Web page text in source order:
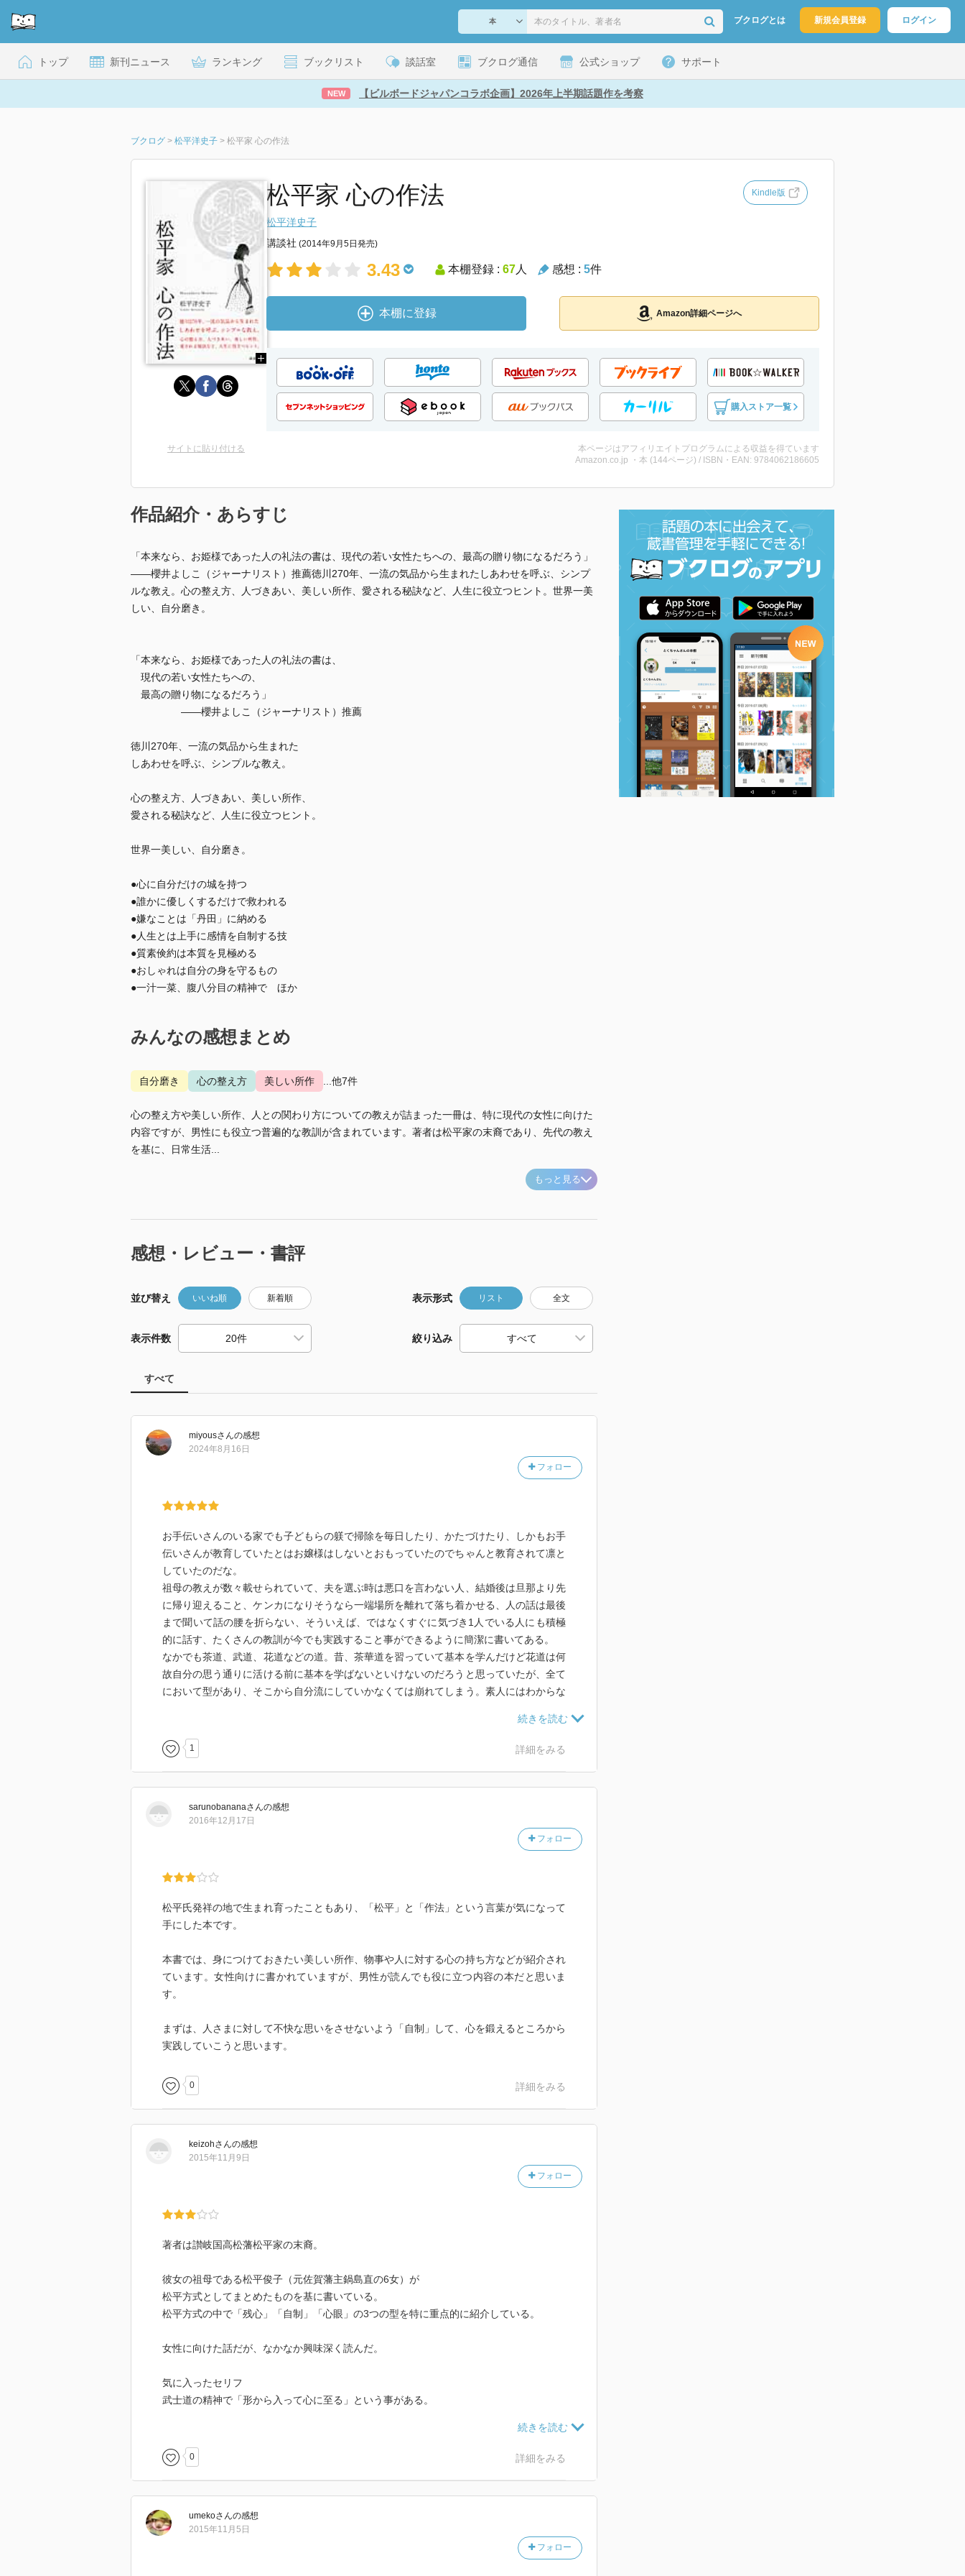
ブクログとは 新規会員登録 ログイン
トップ 新刊ニュース ランキング ブックリスト 談話室 ブクログ通信 公式ショップ サポート
NEW 【ビルボードジャパンコラボ企画】2026年上半期話題作を考察
ブクログ > 松平洋史子 > 松平家 心の作法
松平家 心の作法 Kindle版
松平洋史子
講談社 (2014年9月5日発売)
3.43 本棚登録 : 67人 感想 : 5件
本棚に登録 Amazon詳細ページへ
購入ストア一覧
サイトに貼り付ける
本ページはアフィリエイトプログラムによる収益を得ています
Amazon.co.jp ・本 (144ページ) / ISBN・EAN: 9784062186605
作品紹介・あらすじ
「本来なら、お姫様であった人の礼法の書は、現代の若い女性たちへの、最高の贈り物になるだろう」
――櫻井よしこ（ジャーナリスト）推薦徳川270年、一流の気品から生まれたしあわせを呼ぶ、シンプ
ルな教え。心の整え方、人づきあい、美しい所作、愛される秘訣など、人生に役立つヒント。世界一美
しい、自分磨き。
「本来なら、お姫様であった人の礼法の書は、
現代の若い女性たちへの、
最高の贈り物になるだろう」
――櫻井よしこ（ジャーナリスト）推薦
徳川270年、一流の気品から生まれた
しあわせを呼ぶ、シンプルな教え。
心の整え方、人づきあい、美しい所作、
愛される秘訣など、人生に役立つヒント。
世界一美しい、自分磨き。
●心に自分だけの城を持つ
●誰かに優しくするだけで救われる
●嫌なことは「丹田」に納める
●人生とは上手に感情を自制する技
●質素倹約は本質を見極める
●おしゃれは自分の身を守るもの
●一汁一菜、腹八分目の精神で ほか
みんなの感想まとめ
自分磨き 心の整え方 美しい所作 ...他7件
心の整え方や美しい所作、人との関わり方についての教えが詰まった一冊は、特に現代の女性に向けた
内容ですが、男性にも役立つ普遍的な教訓が含まれています。著者は松平家の末裔であり、先代の教え
を基に、日常生活...
もっと見る
感想・レビュー・書評
並び替え いいね順 新着順 表示形式 リスト 全文
表示件数 絞り込み
すべて
miyousさんの感想
フォロー
2024年8月16日
お手伝いさんのいる家でも子どもらの躾で掃除を毎日したり、かたづけたり、しかもお手
伝いさんが教育していたとはお嬢様はしないとおもっていたのでちゃんと教育されて凛と
していたのだな。
祖母の教えが数々載せられていて、夫を選ぶ時は悪口を言わない人、結婚後は旦那より先
に帰り迎えること、ケンカになりそうなら一端場所を離れて落ち着かせる、人の話は最後
まで聞いて話の腰を折らない、そういえば、ではなくすぐに気づき1人でいる人にも積極
的に話す、たくさんの教訓が今でも実践すること事ができるように簡潔に書いてある。
なかでも茶道、武道、花道などの道。昔、茶華道を習っていて基本を学んだけど花道は何
故自分の思う通りに活ける前に基本を学ばないといけないのだろうと思っていたが、全て
において型があり、そこから自分流にしていかなくては崩れてしまう。素人にはわからな
1 詳細をみる
sarunobananaさんの感想
フォロー
2016年12月17日
松平氏発祥の地で生まれ育ったこともあり、「松平」と「作法」という言葉が気になって
手にした本です。
本書では、身につけておきたい美しい所作、物事や人に対する心の持ち方などが紹介され
ています。女性向けに書かれていますが、男性が読んでも役に立つ内容の本だと思いま
す。
まずは、人さまに対して不快な思いをさせないよう「自制」して、心を鍛えるところから
実践していこうと思います。
0 詳細をみる
keizohさんの感想
フォロー
2015年11月9日
著者は讃岐国高松藩松平家の末裔。
彼女の祖母である松平俊子（元佐賀藩主鍋島直の6女）が
松平方式としてまとめたものを基に書いている。
松平方式の中で「残心」「自制」「心眼」の3つの型を特に重点的に紹介している。
女性に向けた話だが、なかなか興味深く読んだ。
気に入ったセリフ
武士道の精神で「形から入って心に至る」という事がある。
「これからの女性に必要な事は、世界に目を向けることです。その為にもまず日本の文化
を学びなさい。そして英語を身につけなさい」
不機嫌でいることは、周囲への甘えであり自分の弱さを露呈することだともいわれていま
0 詳細をみる
umekoさんの感想
フォロー
2015年11月5日